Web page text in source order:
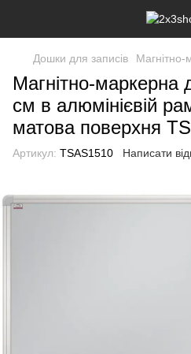
Дошки для записів Магнітно-
Магнітно-маркерна
см в алюмінієвій
матова поверхня
Артикул: TSAS1510 Написати